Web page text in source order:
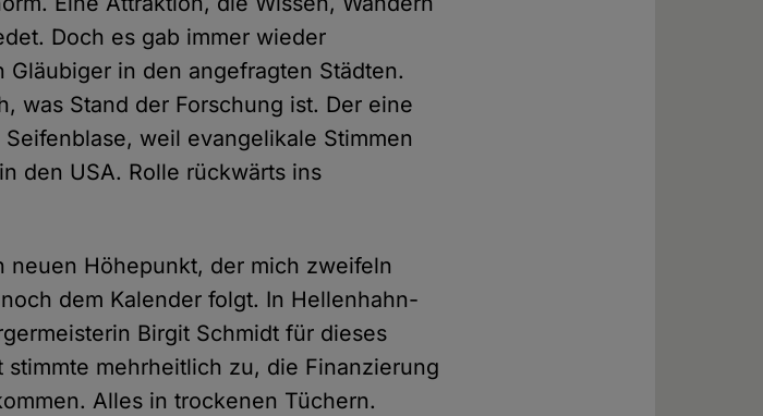
Doch es gab immer wieder
in den angefragten Städten.
was Stand der Forschung ist. Der eine
weil evangelikale Stimmen
den USA. Rolle rückwärts ins
Höhepunkt, der mich zweifeln
dem Kalender folgt. In Hellenhahn-
Birgit Schmidt für dieses
stimmte mehrheitlich zu, die Finanzierung
Alles in trockenen Tüchern.